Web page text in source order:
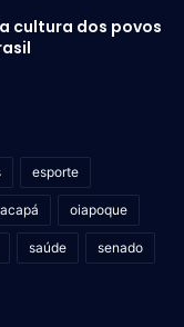
cultura dos povos
esporte
oiapoque
saúde senado